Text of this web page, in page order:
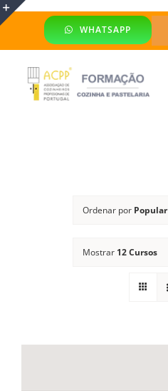
Skip
WHATSAPP
Financiado
Ordenar por Popular
Mostrar 12 Cursos